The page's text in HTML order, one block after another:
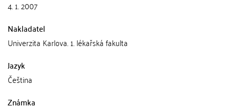
4. 1. 2007
Nakladatel
Univerzita Karlova. 1. lékařská fakulta
Jazyk
Čeština
Známka